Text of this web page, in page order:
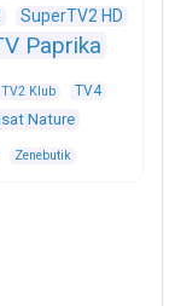
SuperTV2 HD
Paprika
TV2 Klub TV4
Nature
Zenebutik